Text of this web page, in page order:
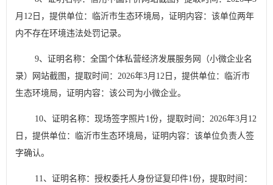
月 12 日，提供单位：临沂市生态环境局，证明内容：该单位两年
内不存在环境违法处罚记录。
9、证明名称：全国个体私营经济发展服务网（小微企业名
录）网站截图，提取时间：2026年3月 12 日，提供单位：临沂市
生态环境局，证明内容：该公司为小微企业。
10、证明名称：现场签字照片1份，提取时间：2026年3月 12
日，提供单位：临沂市生态环境局，证明内容：该单位负责人签
字确认。
11、证明名称：授权委托人身份证复印件1份，提取时间：